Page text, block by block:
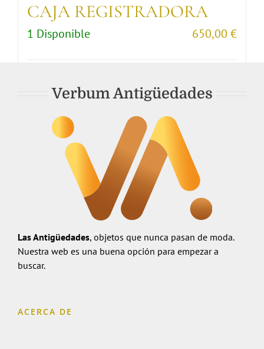
CAJA REGISTRADORA
1 Disponible 650,00 €
Verbum Antigüedades
Las Antigüedades, objetos que nunca pasan de moda.
Nuestra web es una buena opción para empezar a
buscar.
ACERCA DE